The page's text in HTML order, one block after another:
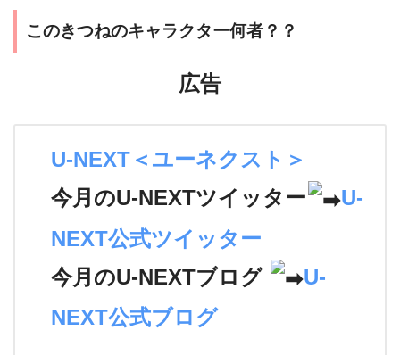
このきつねのキャラクター何者？？
広告
U-NEXT＜ユーネクスト＞
今月のU-NEXTツイッター
U-
NEXT公式ツイッター
今月のU-NEXTブログ
U-
NEXT公式ブログ